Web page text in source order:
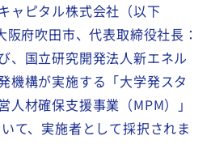
ャピタル株式会社（以下
阪府吹田市、代表取締役社長：
、国立研究開発法人新エネル
機構が実施する「大学発スタ
人材確保支援事業（MPM）」
て、実施者として採択されま